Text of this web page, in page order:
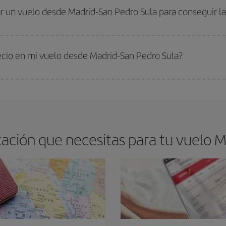
Además, si buscas los vuelos con las fechas y los horarios del viaje un
vuelo desde Madrid-San Pedro Sula para conseguir
con antelación es
fundamental para conseguirvuelos baratos a
en mi vuelo desde Madrid-San Pedro Sula?
que necesitas para tu vuelo